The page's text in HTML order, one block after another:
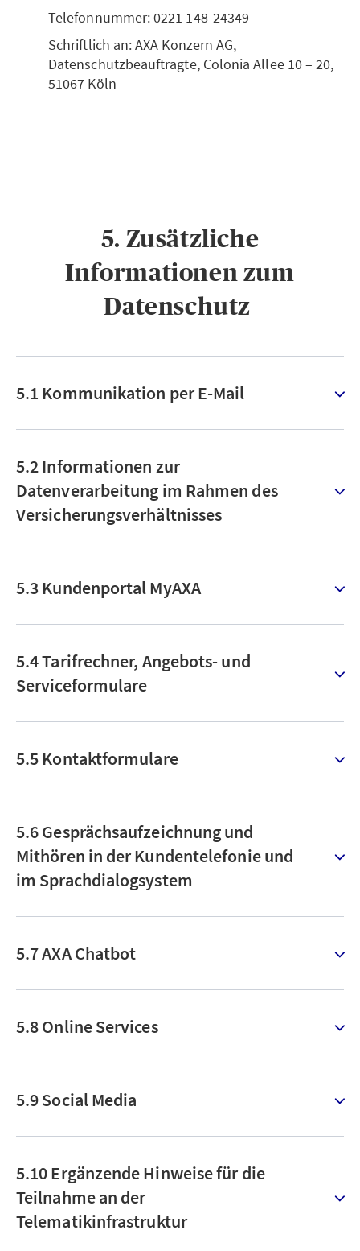
Telefonnummer: 0221 148-24349
Schriftlich an: AXA Konzern AG,
Datenschutzbeauftragte, Colonia Allee 10 – 20,
51067 Köln
5. Zusätzliche
Informationen zum
Datenschutz ​
5.1 Kommunikation per E-Mail
5.2 Informationen zur
Datenverarbeitung im Rahmen des
Versicherungsverhältnisses
5.3 Kundenportal MyAXA
5.4 Tarifrechner, Angebots- und
Serviceformulare
5.5 Kontaktformulare
5.6 Gesprächsaufzeichnung und
Mithören in der Kundentelefonie und
im Sprachdialogsystem
5.7 AXA Chatbot
5.8 Online Services
5.9 Social Media
5.10 Ergänzende Hinweise für die
Teilnahme an der
Telematikinfrastruktur